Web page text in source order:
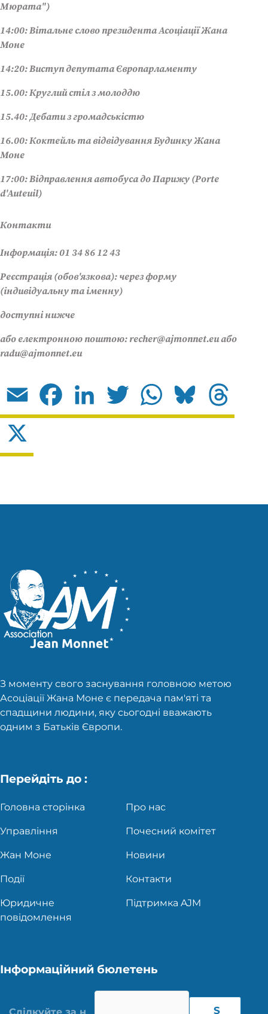
Мюрата")
14:00: Вітальне слово президента Асоціації Жана
Моне
14:20: Виступ депутата Європарламенту
15.00: Круглий стіл з молоддю
15.40: Дебати з громадськістю
16.00: Коктейль та відвідування Будинку Жана
Моне
17:00: Відправлення автобуса до Парижу (Porte
d'Auteuil)
Контакти
Інформація: 01 34 86 12 43
Реєстрація (обов'язкова): через форму
(індивідуальну та іменну)
доступні нижче
або електронною поштою: recher@ajmonnet.eu або
radu@ajmonnet.eu
Email Facebook LinkedIn Twitter WhatsApp Bluesky
З моменту свого заснування головною метою
Асоціації Жана Моне є передача пам'яті та
спадщини людини, яку сьогодні вважають
одним з Батьків Європи.
Перейдіть до :
Головна сторінка Про нас
Управління Почесний комітет
Жан Моне Новини
Події Контакти
Юридичне
повідомлення
Підтримка AJM
Інформаційний бюлетень
S